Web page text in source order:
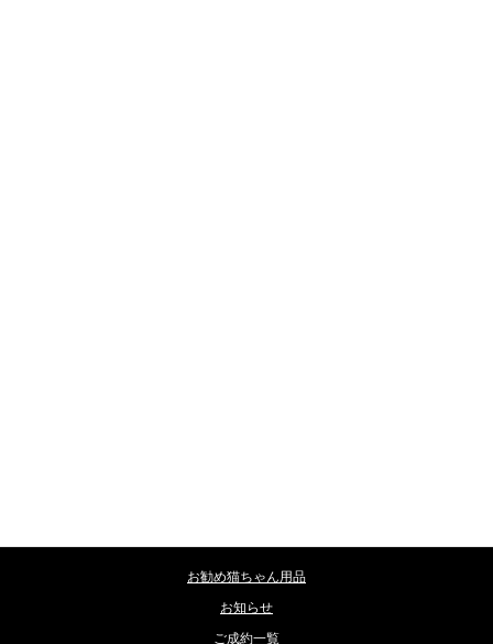
お勧め猫ちゃん用品
お知らせ
ご成約一覧